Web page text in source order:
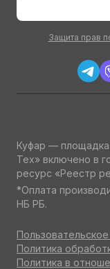
Защита прав
Куфар —
Тех» включено в
ресурс «Реестр
*Оплата
НБ РБ.
Политика
Политика в